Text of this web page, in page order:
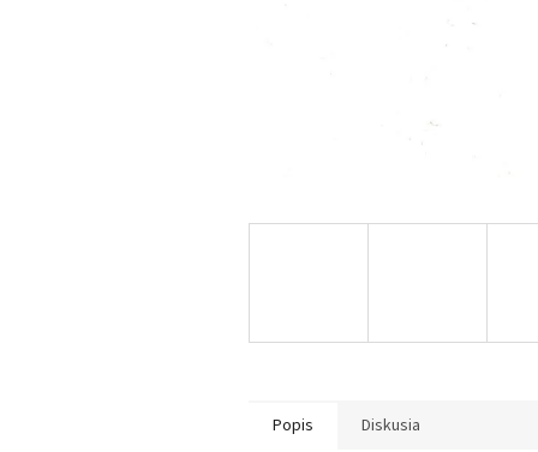
Popis Diskusia